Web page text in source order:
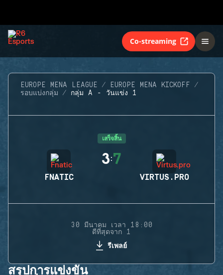
Co-streaming
EUROPE MENA LEAGUE
EUROPE MENA KICKOFF
รอบแบ่งกลุ่ม
กลุ่ม A - วันแข่ง 1
เสร็จสิ้น
FNATIC
3:7
VIRTUS.PRO
30 มีนาคม เวลา 18:00
ดีที่สุดจาก 1
รีเพลย์
สรุปการแข่งขัน